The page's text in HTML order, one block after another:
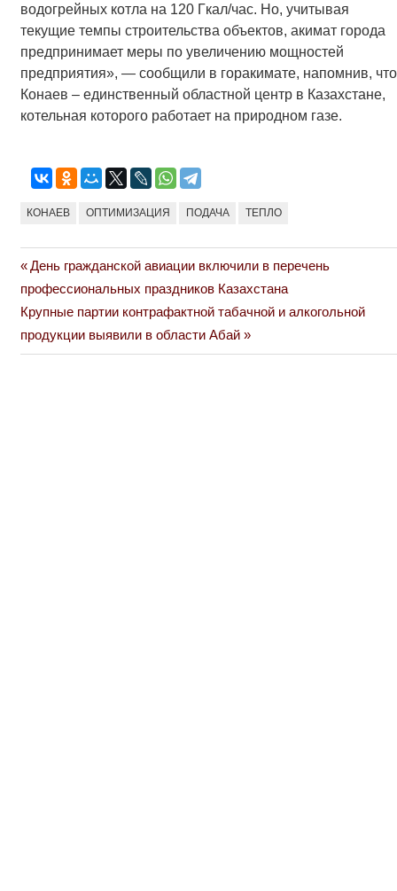
водогрейных котла на 120 Гкал/час. Но, учитывая
текущие темпы строительства объектов, акимат города
предпринимает меры по увеличению мощностей
предприятия», — сообщили в горакимате, напомнив, что
Конаев – единственный областной центр в Казахстане,
котельная которого работает на природном газе.
КОНАЕВ ОПТИМИЗАЦИЯ ПОДАЧА ТЕПЛО
Навигация
по
записям
Previous
Post:
День гражданской авиации включили в перечень
профессиональных праздников Казахстана
Next
Post:
Крупные партии контрафактной табачной и алкогольной
продукции выявили в области Абай